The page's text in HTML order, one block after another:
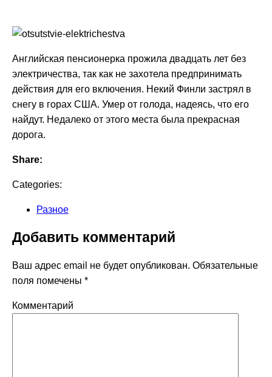
Английская пенсионерка прожила двадцать лет без
электричества, так как не захотела предпринимать
действия для его включения. Некий Финли застрял в
снегу в горах США. Умер от голода, надеясь, что его
найдут. Недалеко от этого места была прекрасная
дорога.
Share:
Categories:
Разное
Добавить комментарий
Ваш адрес email не будет опубликован. Обязательные
поля помечены *
Комментарий